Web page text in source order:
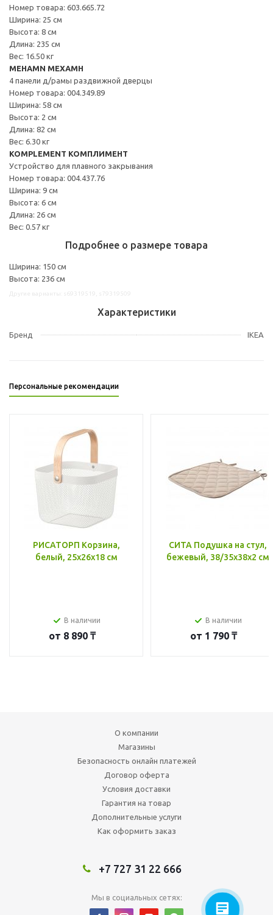
Номер товара: 603.665.72
Ширина: 25 см
Высота: 8 см
Длина: 235 см
Вес: 16.50 кг
MEHAMN МЕХАМН
4 панели д/рамы раздвижной дверцы
Номер товара: 004.349.89
Ширина: 58 см
Высота: 2 см
Длина: 82 см
Вес: 6.30 кг
KOMPLEMENT КОМПЛИМЕНТ
Устройство для плавного закрывания
Номер товара: 004.437.76
Ширина: 9 см
Высота: 6 см
Длина: 26 см
Вес: 0.57 кг
Подробнее о размере товара
Ширина: 150 см
Высота: 236 см
Характеристики
Бренд IKEA
Персональные рекомендации
РИСАТОРП Корзина,
белый, 25x26x18 см
В наличии
от 8 890 ₸
СИТА Подушка на стул,
бежевый, 38/35x38x2 см
В наличии
от 1 790 ₸
О компании
Магазины
Безопасность онлайн платежей
Договор оферта
Условия доставки
Гарантия на товар
Дополнительные услуги
Как оформить заказ
+7 727 31 22 666
Мы в социальных сетях: